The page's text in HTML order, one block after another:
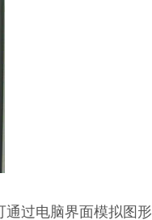
通过电脑界面模拟图形